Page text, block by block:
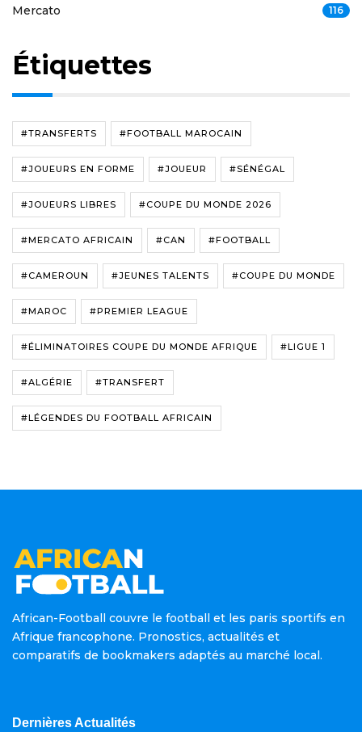
Mercato 116
Étiquettes
#TRANSFERTS #FOOTBALL MAROCAIN
#JOUEURS EN FORME #JOUEUR #SÉNÉGAL
#JOUEURS LIBRES #COUPE DU MONDE 2026
#MERCATO AFRICAIN #CAN #FOOTBALL
#CAMEROUN #JEUNES TALENTS #COUPE DU MONDE
#MAROC #PREMIER LEAGUE
#ÉLIMINATOIRES COUPE DU MONDE AFRIQUE #LIGUE 1
#ALGÉRIE #TRANSFERT
#LÉGENDES DU FOOTBALL AFRICAIN
African-Football couvre le football et les paris sportifs en
Afrique francophone. Pronostics, actualités et
comparatifs de bookmakers adaptés au marché local.
Dernières Actualités